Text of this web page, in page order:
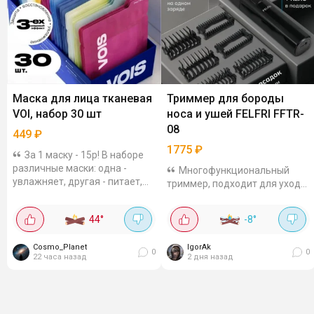
Маска для лица тканевая
VOI, набор 30 шт
449 ₽
За 1 маску - 15р! В наборе
различные маски: одна -
увлажняет, другая - питает,
для тусклой кожи. Я, если
честно, фанат всего, что с
гиалуронкой и...
44°
Cosmo_Planet
22 часа назад
0
Триммер для бороды
носа и ушей FELFRI FFTR-
08
1775 ₽
Многофункциональный
триммер, подходит для ухода
в носу. Лезвие плавающее, 9
сменных насадок, степень
промывать...
-8°
IgorAk
2 дня назад
0